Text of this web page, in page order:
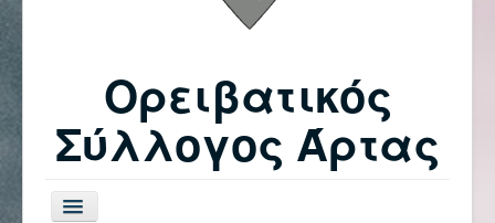
Ορειβατικός
Σύλλογος Άρτας
Εναλλαγή